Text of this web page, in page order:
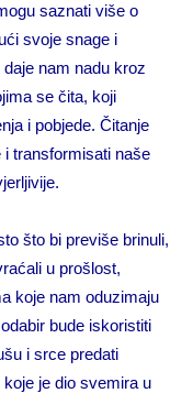
saznati više o
svoje snage i
nam nadu kroz
se čita, koji
i pobjede. Čitanje
i transformisati naše
što bi previše brinuli,
u prošlost,
koje nam oduzimaju
bude iskoristiti
i srce predati
je dio svemira u